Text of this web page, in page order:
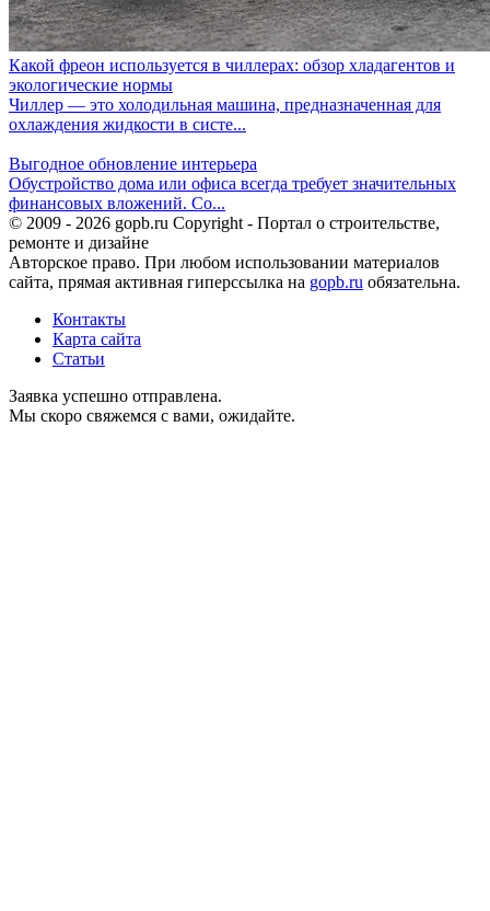
Какой фреон используется в чиллерах: обзор хладагентов и
экологические нормы
Чиллер — это холодильная машина, предназначенная для
охлаждения жидкости в систе...
Выгодное обновление интерьера
Обустройство дома или офиса всегда требует значительных
финансовых вложений. Со...
© 2009 - 2026 gopb.ru Copyright - Портал о строительстве,
ремонте и дизайне
Авторское право. При любом использовании материалов
сайта, прямая активная гиперссылка на gopb.ru обязательна.
Контакты
Карта сайта
Статьи
Заявка успешно отправлена.
Мы скоро свяжемся с вами, ожидайте.